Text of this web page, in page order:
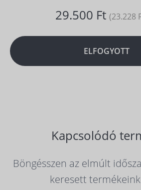
29.500 Ft (23.228
ELFOGYOTT
Kapcsolódó
Böngésszen az elmúlt
keresett